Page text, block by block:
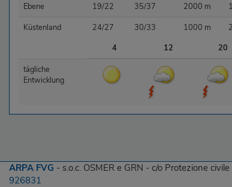
Ebene
19/22 35/37 2000 m
Küstenland
24/27 30/33 1000 m
4
12
20
tägliche
Entwicklung
ARPA FVG - s.o.c. OSMER e GRN - c/o Protezione
926831